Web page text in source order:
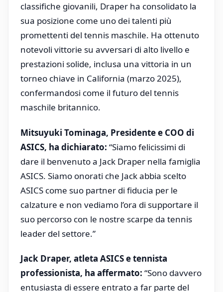
classifiche giovanili, Draper ha consolidato la
sua posizione come uno dei talenti più
promettenti del tennis maschile. Ha ottenuto
notevoli vittorie su avversari di alto livello e
prestazioni solide, inclusa una vittoria in un
torneo chiave in California (marzo 2025),
confermandosi come il futuro del tennis
maschile britannico.
Mitsuyuki Tominaga, Presidente e COO di
ASICS, ha dichiarato: “Siamo felicissimi di
dare il benvenuto a Jack Draper nella famiglia
ASICS. Siamo onorati che Jack abbia scelto
ASICS come suo partner di fiducia per le
calzature e non vediamo l’ora di supportare il
suo percorso con le nostre scarpe da tennis
leader del settore.”
Jack Draper, atleta ASICS e tennista
professionista, ha affermato: “Sono davvero
entusiasta di essere entrato a far parte del